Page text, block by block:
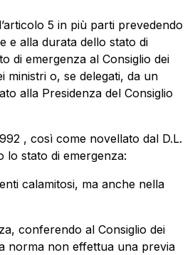
5 in più parti prevedendo
e alla durata dello stato di
di emergenza al Consiglio dei
ministri o, se delegati, da un
alla Presidenza del Consiglio
, così come novellato dal D.L.
lo stato di emergenza:
calamitosi, ma anche nella
conferendo al Consiglio dei
norma non effettua una previa